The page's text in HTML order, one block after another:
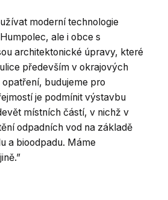
moderní technologie
ale i obce s
architektonické úpravy, které
především v okrajových
budujeme pro
je podmínit výstavbu
místních částí, v nichž v
odpadních vod na základě
a bioodpadu. Máme